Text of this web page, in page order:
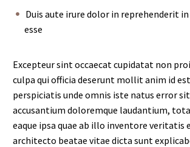
Duis aute irure dolor in reprehenderit
esse
Excepteur sint occaecat cupidatat non
culpa qui officia deserunt mollit anim id
perspiciatis unde omnis iste natus error
accusantium doloremque laudantium,
eaque ipsa quae ab illo inventore veritatis
architecto beatae vitae dicta sunt